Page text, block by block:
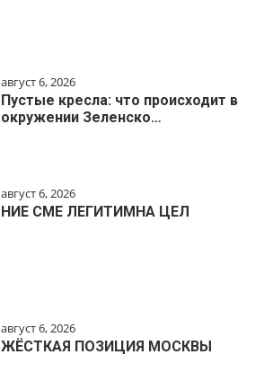
август 6, 2026
Пустые кресла: что происходит в
окружении Зеленско…
август 6, 2026
НИЕ СМЕ ЛЕГИТИМНА ЦЕЛ
август 6, 2026
ЖЁСТКАЯ ПОЗИЦИЯ МОСКВЫ